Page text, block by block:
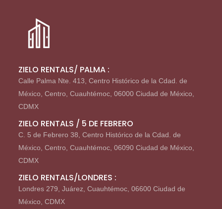
ZIELO RENTALS/ PALMA :
Calle Palma Nte. 413, Centro Histórico de la Cdad. de
México, Centro, Cuauhtémoc, 06000 Ciudad de México,
CDMX
ZIELO RENTALS / 5 DE FEBRERO
C. 5 de Febrero 38, Centro Histórico de la Cdad. de
México, Centro, Cuauhtémoc, 06090 Ciudad de México,
CDMX
ZIELO RENTALS/LONDRES :
Londres 279, Juárez, Cuauhtémoc, 06600 Ciudad de
México, CDMX